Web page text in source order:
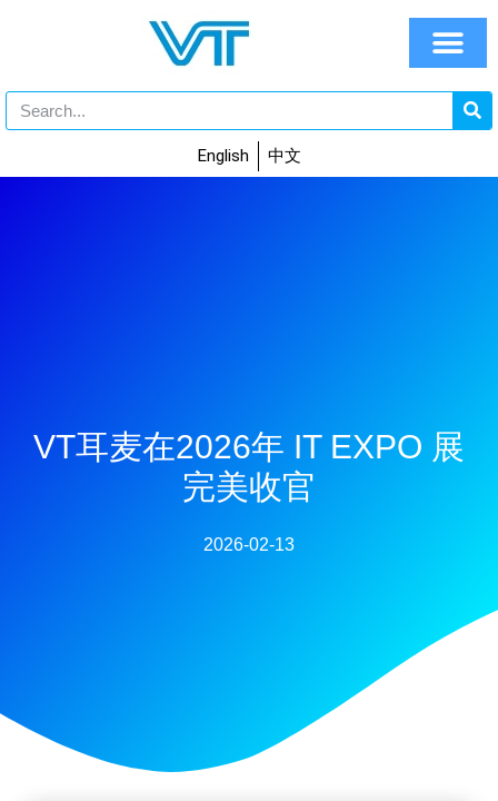
English 中文
VT耳麦在2026年 IT EXPO 展
完美收官
2026-02-13